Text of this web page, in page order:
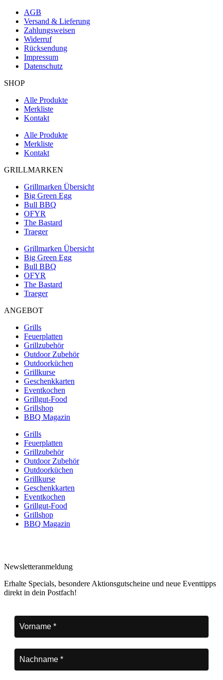
AGB
Versand & Lieferung
Zahlungsweisen
Widerruf
Rücksendung
Impressum
Datenschutz
SHOP
Alle Produkte
Merkliste
Kontakt
Alle Produkte
Merkliste
Kontakt
GRILLMARKEN
Grillmarken Übersicht
Big Green Egg
Bull BBQ
OFYR
The Bastard
Traeger
Grillmarken Übersicht
Big Green Egg
Bull BBQ
OFYR
The Bastard
Traeger
ANGEBOT
Grills
Feuerplatten
Grillzubehör
Outdoor Zubehör
Outdoorküchen
Grillkurse
Geschenkkarten
Eventkochen
Grillgut-Food
Grillshop
BBQ Magazin
Grills
Feuerplatten
Grillzubehör
Outdoor Zubehör
Outdoorküchen
Grillkurse
Geschenkkarten
Eventkochen
Grillgut-Food
Grillshop
BBQ Magazin
Newsletteranmeldung
Erhalte Specials, besondere Aktionsgutscheine und neue Eventtipps
direkt in dein Postfach!